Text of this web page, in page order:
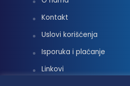
Kontakt
Uslovi korišćenja
Isporuka i plaćanje
Linkovi